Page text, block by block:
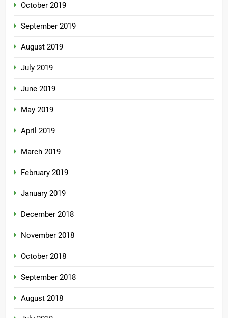
October 2019
September 2019
August 2019
July 2019
June 2019
May 2019
April 2019
March 2019
February 2019
January 2019
December 2018
November 2018
October 2018
September 2018
August 2018